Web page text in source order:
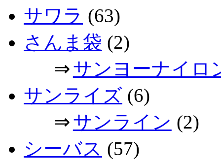
サワラ (63)
さんま袋 (2)
⇒サンヨーナイロ
サンライズ (6)
⇒サンライン (2)
シーバス (57)